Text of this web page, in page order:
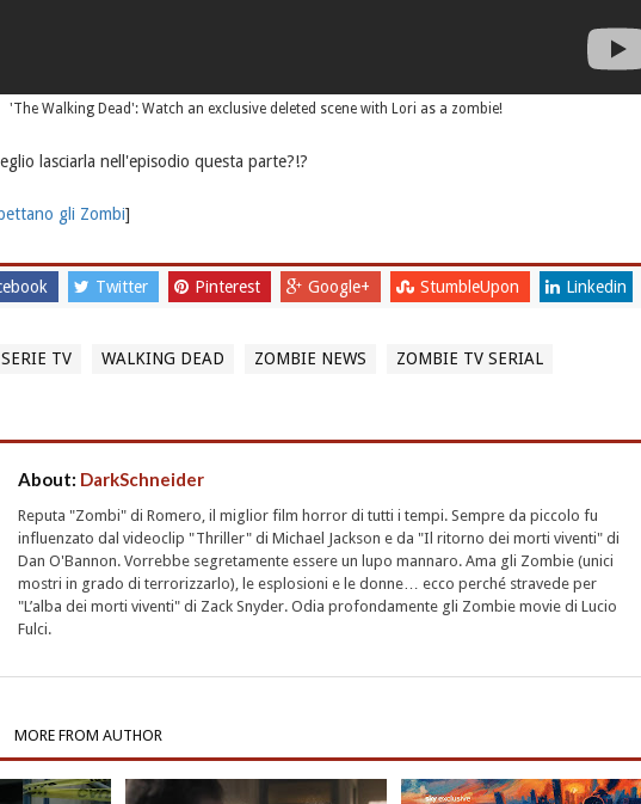
'The Walking Dead': Watch an exclusive deleted scene with Lori as a zombie!
lasciarla nell'episodio questa parte?!?
gli Zombi]
Twitter Pinterest Google+ StumbleUpon Linkedin
TV WALKING DEAD ZOMBIE NEWS
ZOMBIE TV SERIAL
About: DarkSchneider
Reputa "Zombi" di Romero, il miglior film horror di tutti i tempi. Sempre da piccolo fu
influenzato dal videoclip "Thriller" di Michael Jackson e da "Il ritorno dei morti viventi" di
Dan O'Bannon. Vorrebbe segretamente essere un lupo mannaro. Ama gli Zombie (unici
mostri in grado di terrorizzarlo), le esplosioni e le donne… ecco perché stravede per
"L’alba dei morti viventi" di Zack Snyder. Odia profondamente gli Zombie movie di Lucio
Fulci.
MORE FROM AUTHOR